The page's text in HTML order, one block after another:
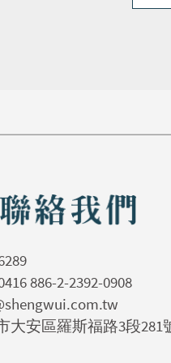
886-2-2392-0908
大安區羅斯福路3段281